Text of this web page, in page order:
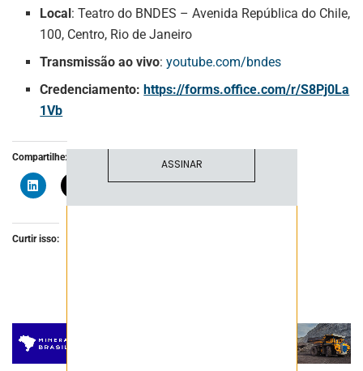
Local : Teatro do BNDES – Avenida República do Chile,
100, Centro, Rio de Janeiro
Transmissão ao vivo:youtube.com/bndes
Credenciamento: https://forms.office.com/r/S8Pj0La
1Vb
Compartilhe:
Curtir isso:
NEWSLETTER
Fique atualizado com as últimas
notíciase inovações do setor mineral
brasileiro.
ASSINAR